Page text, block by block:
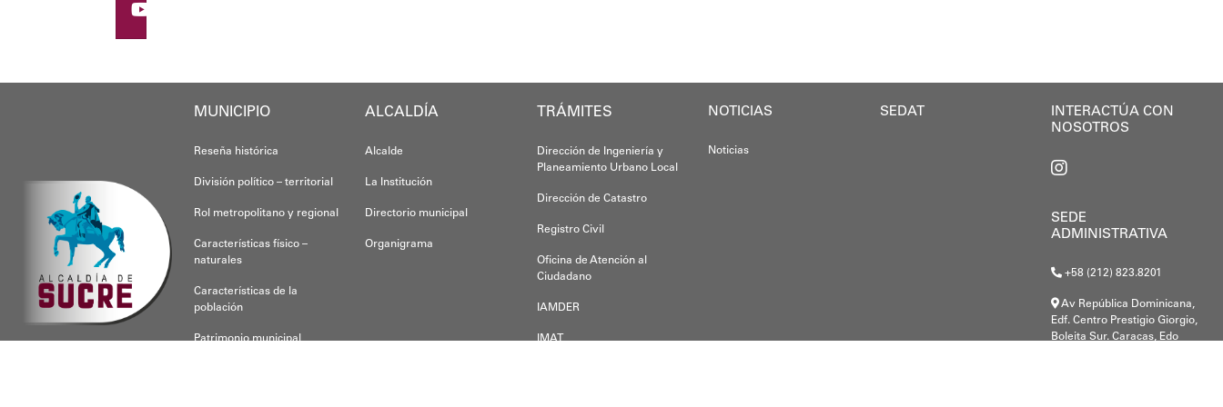
Oskarina Rosso
MUNICIPIO
Reseña histórica
División político – territorial
Rol metropolitano y regional
Características físico –
naturales
Características de la
población
Patrimonio municipal
ALCALDÍA
Alcalde
La Institución
Directorio municipal
Organigrama
TRÁMITES
Dirección de Ingeniería y
Planeamiento Urbano Local
Dirección de Catastro
Registro Civil
Oficina de Atención al
Ciudadano
IAMDER
IMAT
NOTICIAS
Noticias
SEDAT
INTERACTÚA CON
NOSOTROS
SEDE
ADMINISTRATIVA
+58 (212) 823.8201
Av República Dominicana,
Edf. Centro Prestigio Giorgio,
Boleita Sur. Caracas, Edo